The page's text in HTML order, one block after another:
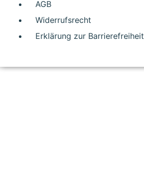
AGB
Widerrufsrecht
Erklärung zur Barrierefreiheit